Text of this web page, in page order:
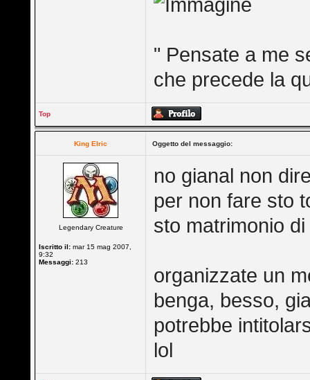
" Pensate a me
che precede la
Top
King Elric Oggetto del messaggio:
Legendary Creature
Iscritto il: mar 15 mag 2007,
9:32
Messaggi: 213
no gianal non
per non fare sto
sto matrimonio
organizzate un
benga, besso,
potrebbe
lol